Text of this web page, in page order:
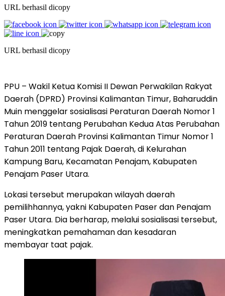
URL berhasil dicopy
URL berhasil dicopy
PPU – Wakil Ketua Komisi II Dewan Perwakilan Rakyat
Daerah (DPRD) Provinsi Kalimantan Timur, Baharuddin
Muin menggelar sosialisasi Peraturan Daerah Nomor 1
Tahun 2019 tentang Perubahan Kedua Atas Perubahan
Peraturan Daerah Provinsi Kalimantan Timur Nomor 1
Tahun 2011 tentang Pajak Daerah, di Kelurahan
Kampung Baru, Kecamatan Penajam, Kabupaten
Penajam Paser Utara.
Lokasi tersebut merupakan wilayah daerah
pemilihhannya, yakni Kabupaten Paser dan Penajam
Paser Utara. Dia berharap, melalui sosialisasi tersebut,
meningkatkan pemahaman dan kesadaran
membayar taat pajak.